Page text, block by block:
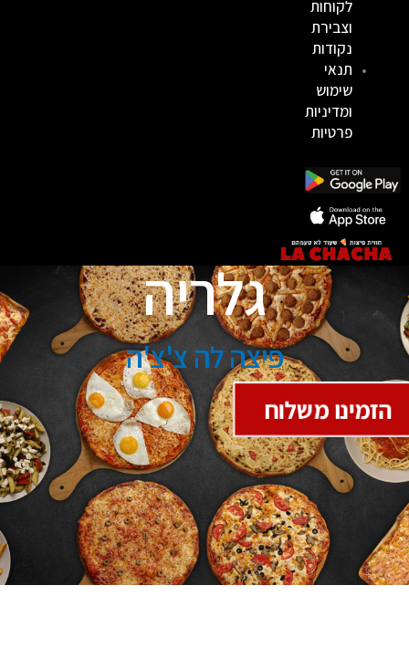
לקוחות
וצבירת
נקודות
תנאי
שימוש
ומדיניות
פרטיות
גלריה
פיצה לה צ'צ'ה
הזמינו משלוח